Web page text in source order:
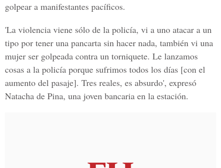
golpear a manifestantes pacíficos.
'La violencia viene sólo de la policía, vi a uno atacar a un
tipo por tener una pancarta sin hacer nada, también vi una
mujer ser golpeada contra un torniquete. Le lanzamos
cosas a la policía porque sufrimos todos los días [con el
aumento del pasaje]. Tres reales, es absurdo', expresó
Natacha de Pina, una joven bancaria en la estación.